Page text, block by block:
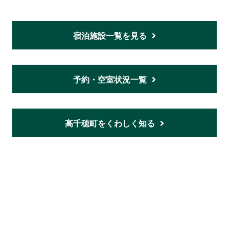
宿泊施設一覧を見る
予約・空室状況一覧
高千穂町をくわしく知る